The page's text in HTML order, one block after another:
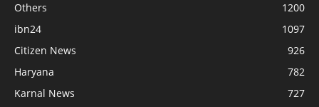
Others
1200
ibn24
1097
Citizen News
926
Haryana
782
Karnal News
727